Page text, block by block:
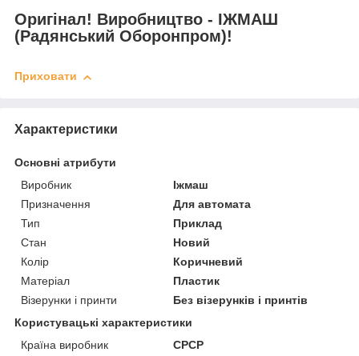
Оригінал! Виробництво - ІЖМАШ
(Радянський Оборонпром)!
Приховати
Характеристики
Основні атрибути
Виробник
Іжмаш
Призначення
Для автомата
Тип
Приклад
Стан
Новий
Колір
Коричневий
Матеріал
Пластик
Візерунки і принти
Без візерунків і принтів
Користувацькi характеристики
Країна виробник
СРСР